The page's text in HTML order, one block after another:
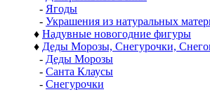
- Ягоды
- Украшения из натуральных
♦ Надувные новогодние фигуры
♦ Деды Морозы, Снегурочки,
- Деды Морозы
- Санта Клаусы
- Снегурочки